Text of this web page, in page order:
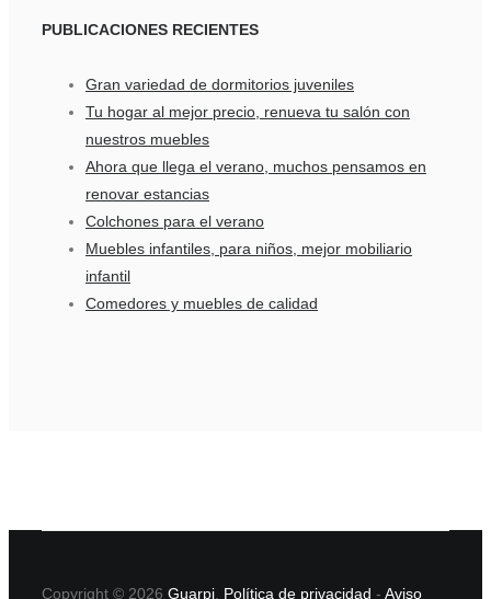
PUBLICACIONES RECIENTES
Gran variedad de dormitorios juveniles
Tu hogar al mejor precio, renueva tu salón con
nuestros muebles
Ahora que llega el verano, muchos pensamos en
renovar estancias
Colchones para el verano
Muebles infantiles, para niños, mejor mobiliario
infantil
Comedores y muebles de calidad
Copyright © 2026 Guarpi Política de privacidad - Aviso